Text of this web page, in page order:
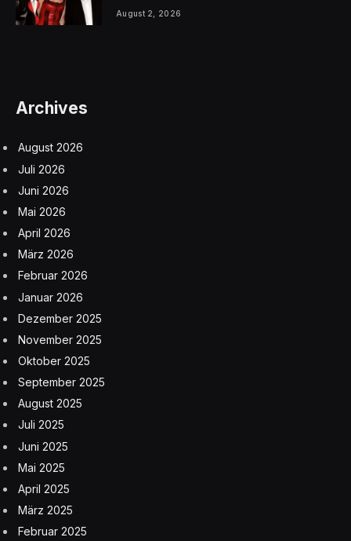
August 2, 2026
Archives
August 2026
Juli 2026
Juni 2026
Mai 2026
April 2026
März 2026
Februar 2026
Januar 2026
Dezember 2025
November 2025
Oktober 2025
September 2025
August 2025
Juli 2025
Juni 2025
Mai 2025
April 2025
März 2025
Februar 2025